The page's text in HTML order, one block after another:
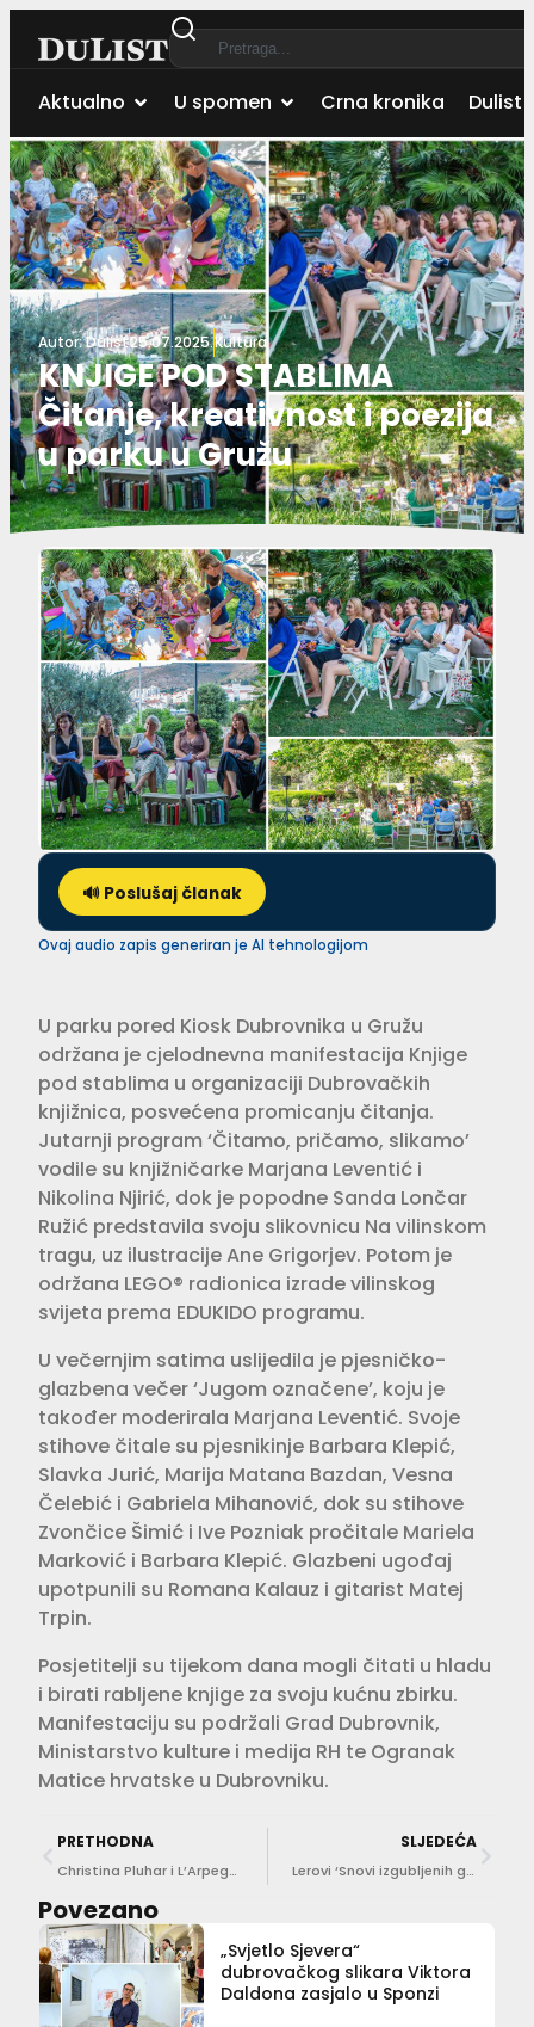
Aktualno U spomen Crna kronika Dulist
Autor:Dulist25.07.2025.Kultura
KNJIGE POD STABLIMA
Čitanje, kreativnost i poezija
u parku u Gružu
🔊 Poslušaj članak
Ovaj audio zapis generiran je AI tehnologijom
U parku pored Kiosk Dubrovnika u Gružu
održana je cjelodnevna manifestacija Knjige
pod stablima u organizaciji Dubrovačkih
knjižnica, posvećena promicanju čitanja.
Jutarnji program ‘Čitamo, pričamo, slikamo’
vodile su knjižničarke Marjana Leventić i
Nikolina Njirić, dok je popodne Sanda Lončar
Ružić predstavila svoju slikovnicu Na vilinskom
tragu, uz ilustracije Ane Grigorjev. Potom je
održana LEGO® radionica izrade vilinskog
svijeta prema EDUKIDO programu.
U večernjim satima uslijedila je pjesničko-
glazbena večer ‘Jugom označene’, koju je
također moderirala Marjana Leventić. Svoje
stihove čitale su pjesnikinje Barbara Klepić,
Slavka Jurić, Marija Matana Bazdan, Vesna
Čelebić i Gabriela Mihanović, dok su stihove
Zvončice Šimić i Ive Pozniak pročitale Mariela
Marković i Barbara Klepić. Glazbeni ugođaj
upotpunili su Romana Kalauz i gitarist Matej
Trpin.
Posjetitelji su tijekom dana mogli čitati u hladu
i birati rabljene knjige za svoju kućnu zbirku.
Manifestaciju su podržali Grad Dubrovnik,
Ministarstvo kulture i medija RH te Ogranak
Matice hrvatske u Dubrovniku.
PRETHODNA
Christina Pluhar i L’Arpeggiata u Kneževu dvoru: Koncert koji pruža počast ženama glazbenicama kroz stoljeća
SLJEDEĆA
Lerovi ‘Snovi izgubljenih godina’ večeras u Lazaretima
Povezano
„Svjetlo Sjevera“
dubrovačkog slikara Viktora
Daldona zasjalo u Sponzi